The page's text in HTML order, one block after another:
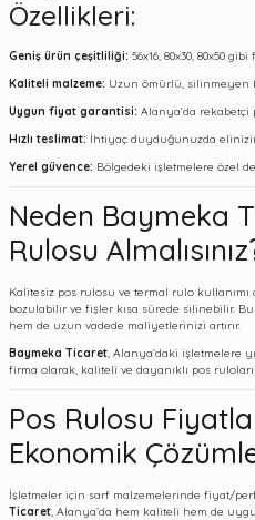
Özellikleri:
Geniş ürün çeşitliliği: 56x16, 80x30, 80x50
Kaliteli malzeme: Uzun ömürlü, silinmeyen
Uygun fiyat garantisi: Alanya’da
Hızlı teslimat: İhtiyaç duyduğunuzda
Yerel güvence: Bölgedeki işletmelere özel
Neden Baymeka
Rulosu
Kalitesiz pos rulosu ve termal rulo
bozulabilir ve fişler kısa sürede silinebilir.
hem de uzun vadede maliyetlerinizi artırır.
Baymeka Ticaret, Alanya’daki işletmelere
firma olarak, kaliteli ve dayanıklı pos
Pos Rulosu
Ekonomik
İşletmeler için sarf malzemelerinde fiyat/
Ticaret, Alanya’da hem kaliteli hem de